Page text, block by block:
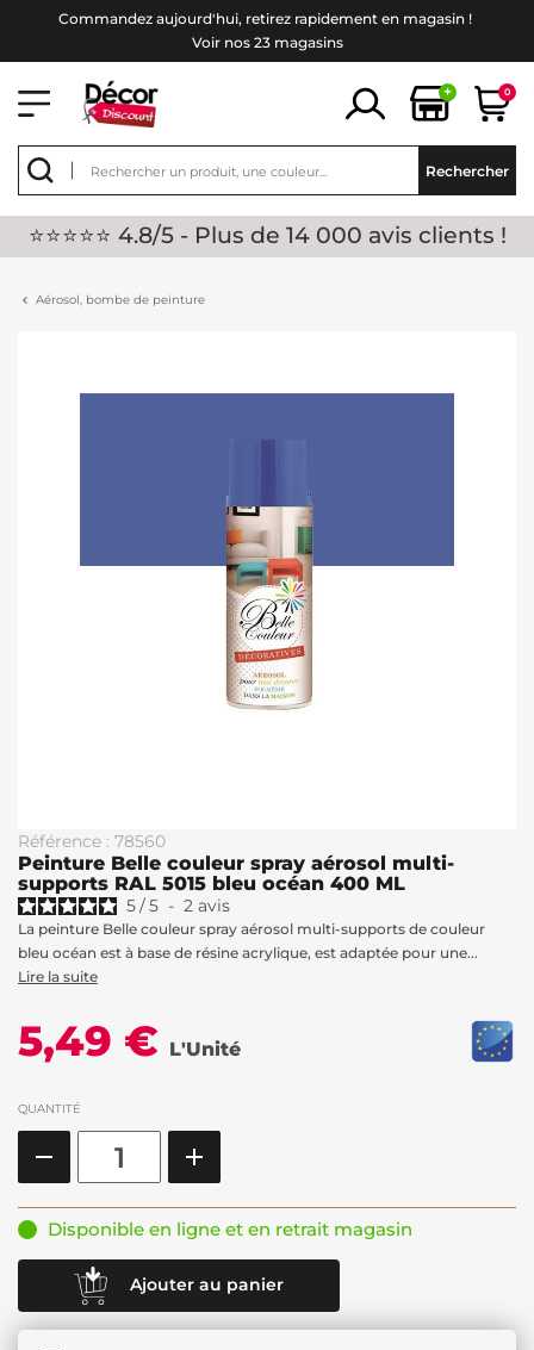
Commandez aujourd'hui, retirez rapidement en magasin !
Voir nos 23 magasins
+ 0
Rechercher
⭐⭐⭐⭐⭐ 4.8/5 - Plus de 14 000 avis clients !
Aérosol, bombe de peinture
Référence : 78560
Peinture Belle couleur spray aérosol multi-
supports RAL 5015 bleu océan 400 ML
5/5 - 2 avis
La peinture Belle couleur spray aérosol multi-supports de couleur
bleu océan est à base de résine acrylique, est adaptée pour une...
Lire la suite
5,49 € L'Unité
QUANTITÉ
Disponible en ligne et en retrait magasin
Ajouter au panier